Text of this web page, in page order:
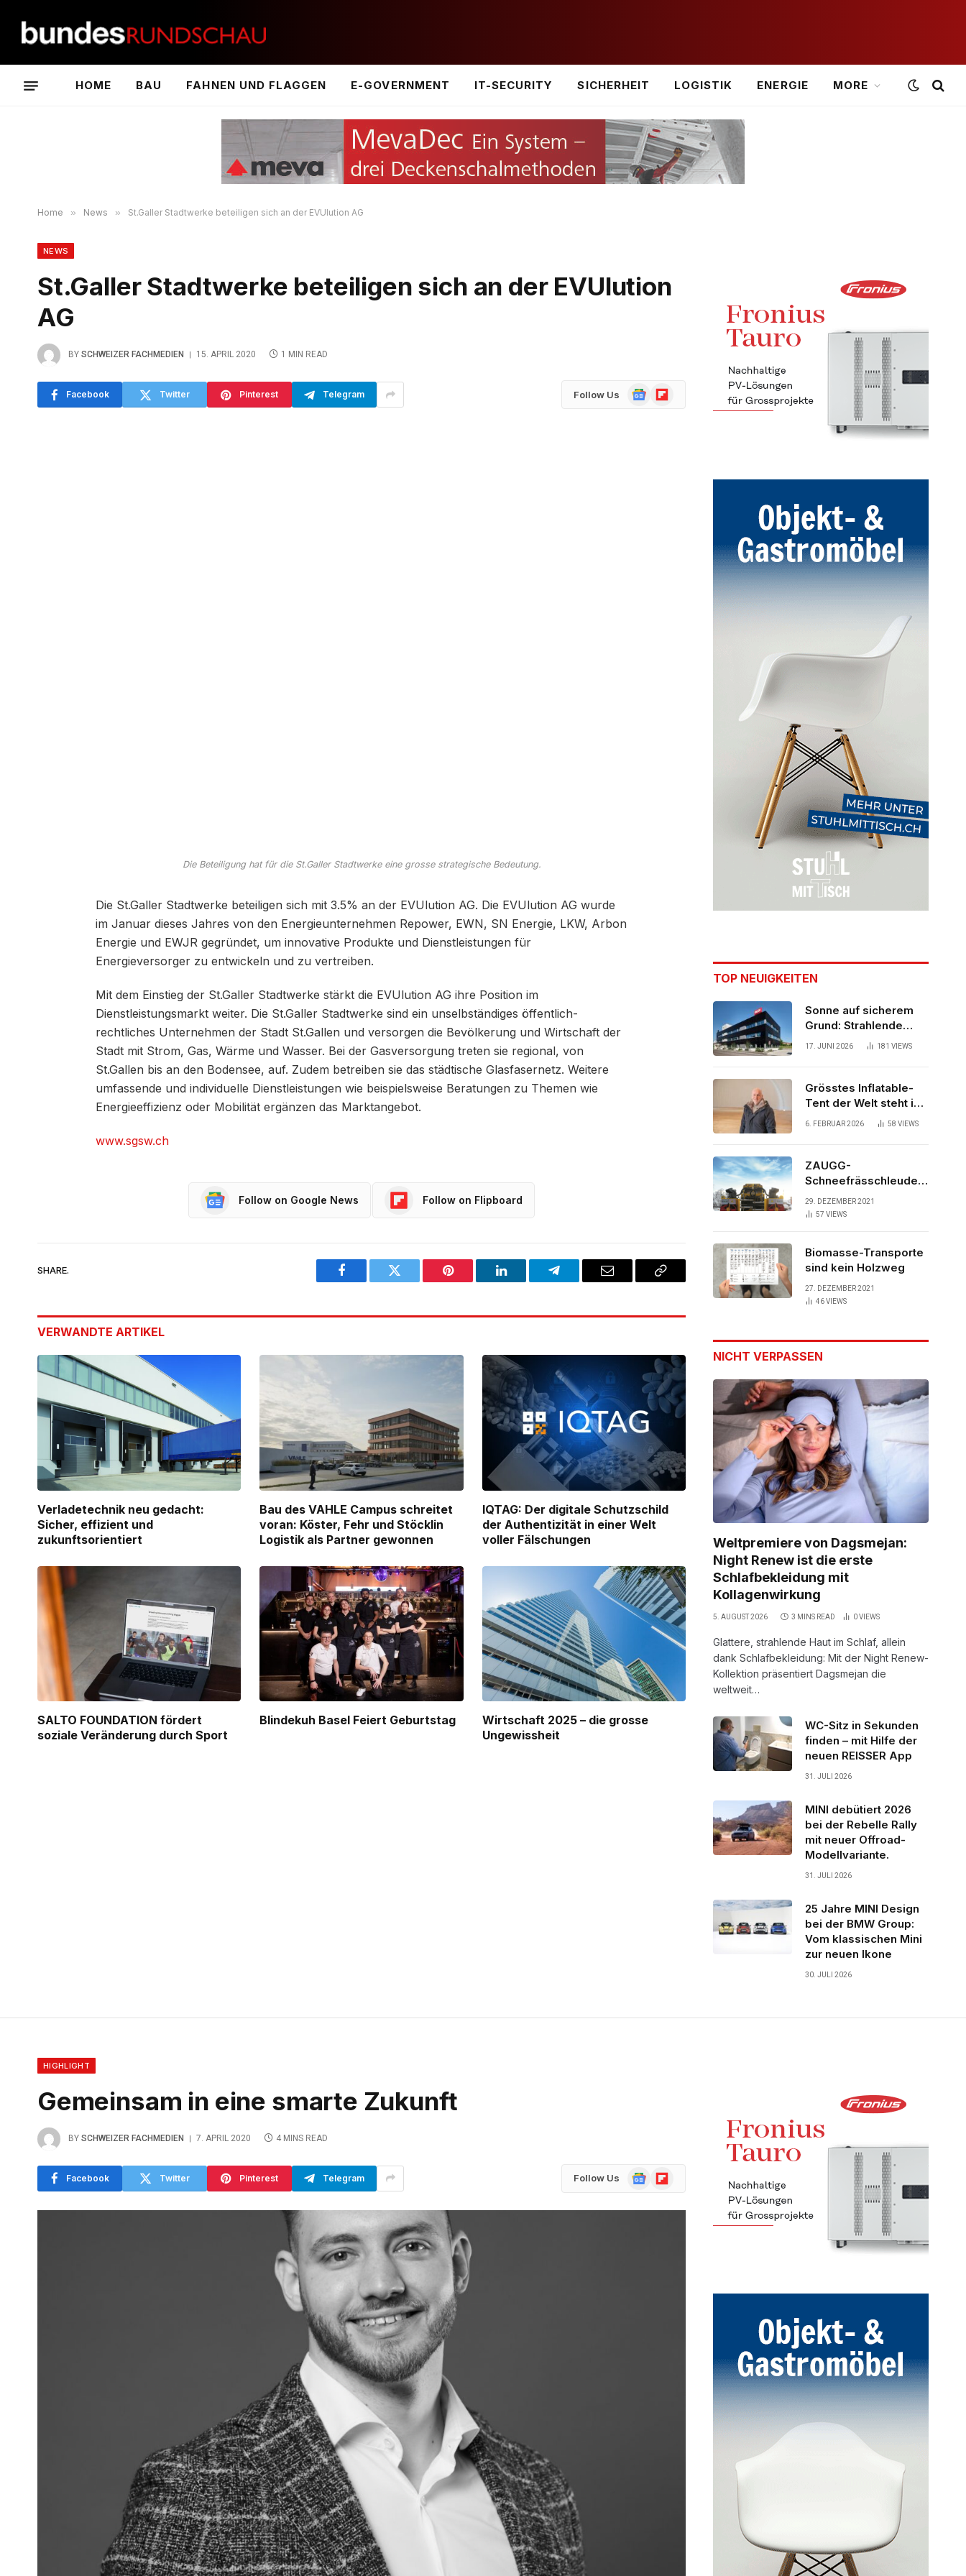
HOME BAU FAHNEN UND FLAGGEN E-GOVERNMENT IT-SECURITY SICHERHEIT LOGISTIK ENERGIE MORE
Home » News » St.Galler Stadtwerke beteiligen sich an der EVUlution AG
NEWS
St.Galler Stadtwerke beteiligen sich an der EVUlution
AG
BY SCHWEIZER FACHMEDIEN 15. APRIL 2020 1 MIN READ
Facebook Twitter Pinterest Telegram Follow Us
GoogleFlipboard
Die Beteiligung hat für die St.Galler Stadtwerke eine grosse strategische Bedeutung.
Die St.Galler Stadtwerke beteiligen sich mit 3.5% an der EVUlution AG. Die EVUlution AG wurde
im Januar dieses Jahres von den Energieunternehmen Repower, EWN, SN Energie, LKW, Arbon
Energie und EWJR gegründet, um innovative Produkte und Dienstleistungen für
Energieversorger zu entwickeln und zu vertreiben.
Mit dem Einstieg der St.Galler Stadtwerke stärkt die EVUlution AG ihre Position im
Dienstleistungsmarkt weiter. Die St.Galler Stadtwerke sind ein unselbständiges öffentlich-
rechtliches Unternehmen der Stadt St.Gallen und versorgen die Bevölkerung und Wirtschaft der
Stadt mit Strom, Gas, Wärme und Wasser. Bei der Gasversorgung treten sie regional, von
St.Gallen bis an den Bodensee, auf. Zudem betreiben sie das städtische Glasfasernetz. Weitere
umfassende und individuelle Dienstleistungen wie beispielsweise Beratungen zu Themen wie
Energieeffizienz oder Mobilität ergänzen das Marktangebot.
www.sgsw.ch
Follow on Google News Follow on Flipboard
SHARE.
Facebook Twitter Pinterest LinkedIn Telegram Email
Copy
VERWANDTE ARTIKEL
Verladetechnik neu gedacht:
Sicher, effizient und
zukunftsorientiert
Bau des VAHLE Campus schreitet
voran: Köster, Fehr und Stöcklin
Logistik als Partner gewonnen
IQTAG: Der digitale Schutzschild
der Authentizität in einer Welt
voller Fälschungen
SALTO FOUNDATION fördert
soziale Veränderung durch Sport
Blindekuh Basel Feiert Geburtstag
Wirtschaft 2025 – die grosse
Ungewissheit
TOP NEUIGKEITEN
Sonne auf sicherem
Grund: Strahlende
Aussichten für neues
17. JUNI 2026 181 VIEWS
Grösstes Inflatable-
Tent der Welt steht in
der Schweiz
6. FEBRUAR 2026 58 VIEWS
ZAUGG-
Schneefrässchleuder
ZRR10000M räumt den
Schnee auf
29. DEZEMBER 2021
57 VIEWS
Biomasse-Transporte
sind kein Holzweg
27. DEZEMBER 2021
46VIEWS
NICHT VERPASSEN
Weltpremiere von Dagsmejan:
Night Renew ist die erste
Schlafbekleidung mit
Kollagenwirkung
5. AUGUST 2026 3 MINS READ 0VIEWS
Glattere, strahlende Haut im Schlaf, allein
dank Schlafbekleidung: Mit der Night Renew-
Kollektion präsentiert Dagsmejan die
weltweit…
WC-Sitz in Sekunden
finden – mit Hilfe der
neuen REISSER App
31. JULI 2026
MINI debütiert 2026
bei der Rebelle Rally
mit neuer Offroad-
Modellvariante.
31. JULI 2026
25 Jahre MINI Design
bei der BMW Group:
Vom klassischen Mini
zur neuen Ikone
30. JULI 2026
HIGHLIGHT
Gemeinsam in eine smarte Zukunft
BY SCHWEIZER FACHMEDIEN 7. APRIL 2020 4 MINS READ
Facebook Twitter Pinterest Telegram Follow Us
GoogleFlipboard